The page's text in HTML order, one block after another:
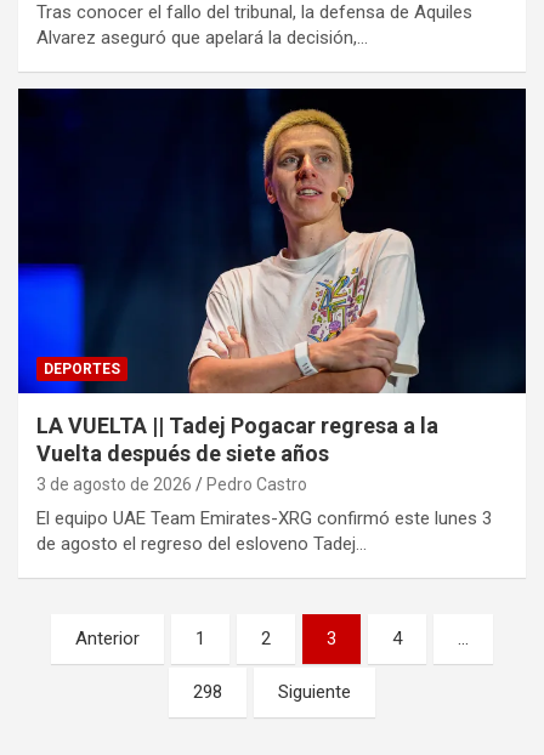
Tras conocer el fallo del tribunal, la defensa de Aquiles
Alvarez aseguró que apelará la decisión,…
DEPORTES
LA VUELTA || Tadej Pogacar regresa a la
Vuelta después de siete años
3 de agosto de 2026 Pedro Castro
El equipo UAE Team Emirates-XRG confirmó este lunes 3
de agosto el regreso del esloveno Tadej…
Paginación
de
Anterior 1 2 3 4 …
298 Siguiente